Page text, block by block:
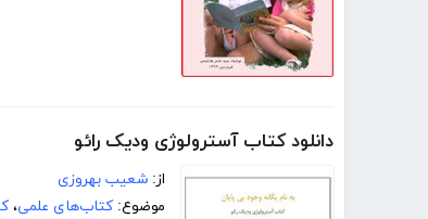
دانلود کتاب آسترولوژی ودیک رائو
از: شعیب بهروزی
موضوع: کتاب‌های علمی،